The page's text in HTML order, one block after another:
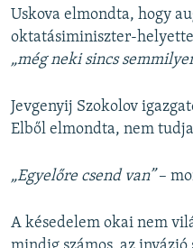
Uskova elmondta, hogy
oktatásiminiszter-
„még neki sincs
Jevgenyij Szokolov
Elből elmondta, nem
„Egyelőre csend van”–
A késedelem okai nem